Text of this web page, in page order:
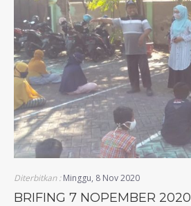
Diterbitkan :Minggu, 8 Nov 2020
BRIFING 7 NOPEMBER 2020